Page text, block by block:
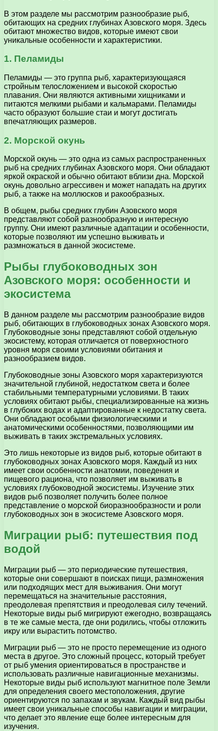
В этом разделе мы рассмотрим разнообразие рыб,
обитающих на средних глубинах Азовского моря. Здесь
обитают множество видов, которые имеют свои
уникальные особенности и характеристики.
1. Пеламиды
Пеламиды — это группа рыб, характеризующаяся
стройным телосложением и высокой скоростью
плавания. Они являются активными хищниками и
питаются мелкими рыбами и кальмарами. Пеламиды
часто образуют большие стаи и могут достигать
впечатляющих размеров.
2. Морской окунь
Морской окунь — это одна из самых распространенных
рыб на средних глубинах Азовского моря. Они обладают
яркой окраской и обычно обитают вблизи дна. Морской
окунь довольно агрессивен и может нападать на других
рыб, а также на моллюсков и ракообразных.
В общем, рыбы средних глубин Азовского моря
представляют собой разнообразную и интересную
группу. Они имеют различные адаптации и особенности,
которые позволяют им успешно выживать и
размножаться в данной экосистеме.
Рыбы глубоководных зон
Азовского моря: особенности и
экосистема
В данном разделе мы рассмотрим разнообразие видов
рыб, обитающих в глубоководных зонах Азовского моря.
Глубоководные зоны представляют собой отдельную
экосистему, которая отличается от поверхностного
уровня моря своими условиями обитания и
разнообразием видов.
Глубоководные зоны Азовского моря характеризуются
значительной глубиной, недостатком света и более
стабильными температурными условиями. В таких
условиях обитают рыбы, специализированные на жизнь
в глубоких водах и адаптированные к недостатку света.
Они обладают особыми физиологическими и
анатомическими особенностями, позволяющими им
выживать в таких экстремальных условиях.
Это лишь некоторые из видов рыб, которые обитают в
глубоководных зонах Азовского моря. Каждый из них
имеет свои особенности анатомии, поведения и
пищевого рациона, что позволяет им выживать в
условиях глубоководной экосистемы. Изучение этих
видов рыб позволяет получить более полное
представление о морской биоразнообразности и роли
глубоководных зон в экосистеме Азовского моря.
Миграции рыб: путешествия под
водой
Миграции рыб — это периодические путешествия,
которые они совершают в поисках пищи, размножения
или подходящих мест для выживания. Они могут
перемещаться на значительные расстояния,
преодолевая препятствия и преодолевая силу течений.
Некоторые виды рыб мигрируют ежегодно, возвращаясь
в те же самые места, где они родились, чтобы отложить
икру или вырастить потомство.
Миграции рыб — это не просто перемещение из одного
места в другое. Это сложный процесс, который требует
от рыб умения ориентироваться в пространстве и
использовать различные навигационные механизмы.
Некоторые виды рыб используют магнитное поле Земли
для определения своего местоположения, другие
ориентируются по запахам и звукам. Каждый вид рыбы
имеет свои уникальные способы навигации и миграции,
что делает это явление еще более интересным для
изучения.